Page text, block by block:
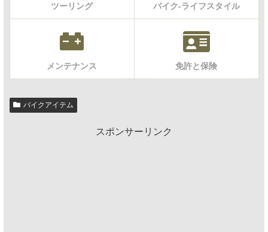
ツーリング バイク-ライフスタイル
メンテナンス 免許と保険
バイクアイテム
スポンサーリンク